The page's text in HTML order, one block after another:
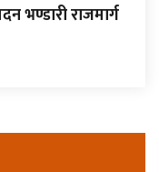
भण्डारी राजमार्ग